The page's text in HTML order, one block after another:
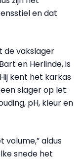
en dat
de vakslager
en Herlinde, is
kent het karkas
slager op let:
pH, kleur en
volume,” aldus
snede het